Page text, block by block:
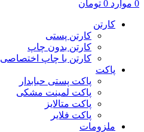
0 موارد 0 تومان
کارتن
کارتن پستی
کارتن بدون چاپ
کارتن با چاپ اختصاصی
پاکت
پاکت پستی حبابدار
پاکت لمینت مشکی
پاکت متالایز
پاکت فلایر
ملزومات